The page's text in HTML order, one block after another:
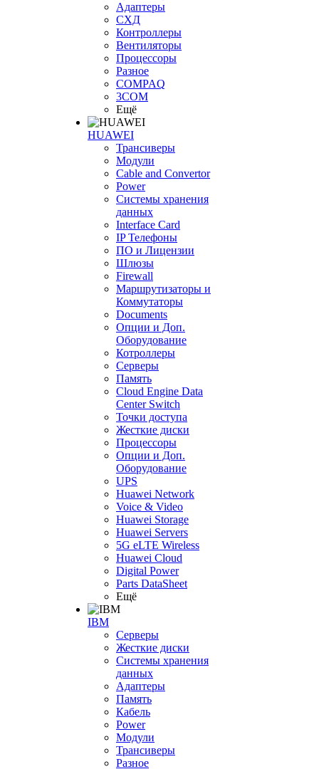
Адаптеры
СХД
Контроллеры
Вентиляторы
Процессоры
Разное
COMPAQ
3COM
Ещё
HUAWEI
Трансиверы
Модули
Cable and Convertor
Power
Системы хранения
данных
Interface Card
IP Телефоны
ПО и Лицензии
Шлюзы
Firewall
Маршрутизаторы и
Коммутаторы
Documents
Опции и Доп.
Оборудование
Котроллеры
Серверы
Память
Cloud Engine Data
Center Switch
Точки доступа
Жесткие диски
Процессоры
Опции и Доп.
Оборудование
UPS
Huawei Network
Voice & Video
Huawei Storage
Huawei Servers
5G eLTE Wireless
Huawei Cloud
Digital Power
Parts DataSheet
Ещё
IBM
Серверы
Жесткие диски
Системы хранения
данных
Адаптеры
Память
Кабель
Power
Модули
Трансиверы
Разное